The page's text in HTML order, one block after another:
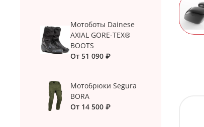
Мотоботы Dainese
AXIAL GORE-TEX®
BOOTS
От 51 090 ₽
Мотобрюки Segura
BORA
От 14 500 ₽